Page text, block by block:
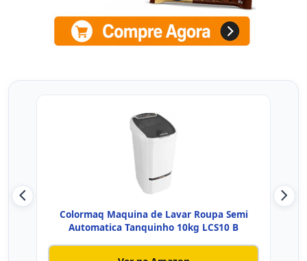
Colormaq Maquina de Lavar Roupa Semi
Automatica Tanquinho 10kg LCS10 B